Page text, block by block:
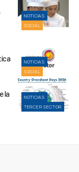
NOTICIAS
SOCIAL
NOTICIAS
SOCIAL
NOTICIAS
TERCER SECTOR
la